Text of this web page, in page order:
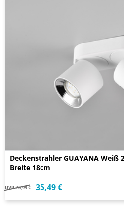
Deckenstrahler GUAYANA Weiß
Breite 18cm
UVP 76,99 € 35,49 €